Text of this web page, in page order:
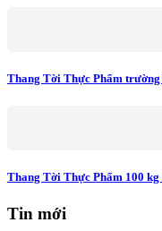
Thang Tời Thực Phẩm trường
Thang Tời Thực Phẩm 100 kg
Tin mới